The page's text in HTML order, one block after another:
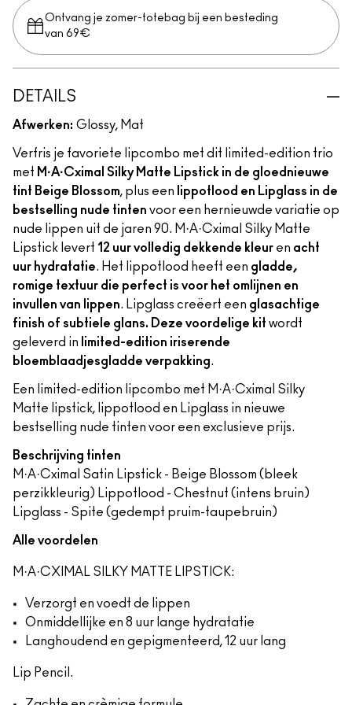
Ontvang je zomer-totebag bij een besteding
van 69€
DETAILS
Afwerken: Glossy, Mat
Verfris je favoriete lipcombo met dit limited-edition trio
met M·A·Cximal Silky Matte Lipstick in de gloednieuwe
tint Beige Blossom, plus een lippotlood en Lipglass in de
bestselling nude tinten voor een hernieuwde variatie op
nude lippen uit de jaren 90. M·A·Cximal Silky Matte
Lipstick levert 12 uur volledig dekkende kleur en acht
uur hydratatie. Het lippotlood heeft een gladde,
romige textuur die perfect is voor het omlijnen en
invullen van lippen. Lipglass creëert een glasachtige
finish of subtiele glans. Deze voordelige kit wordt
geleverd in limited-edition iriserende
bloemblaadjesgladde verpakking.
Een limited-edition lipcombo met M·A·Cximal Silky
Matte lipstick, lippotlood en Lipglass in nieuwe
bestselling nude tinten voor een exclusieve prijs.
Beschrijving tinten
M·A·Cximal Satin Lipstick - Beige Blossom (bleek
perzikkleurig) Lippotlood - Chestnut (intens bruin)
Lipglass - Spite (gedempt pruim-taupebruin)
Alle voordelen
M·A·CXIMAL SILKY MATTE LIPSTICK:
Verzorgt en voedt de lippen
Onmiddellijke en 8 uur lange hydratatie
Langhoudend en gepigmenteerd, 12 uur lang
Lip Pencil.